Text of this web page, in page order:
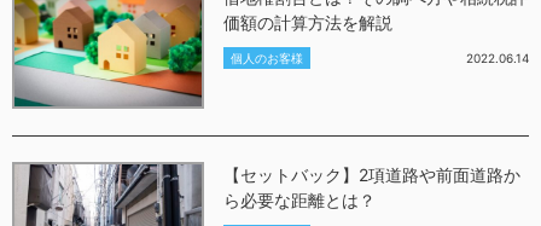
価額の計算方法を解説
個人のお客様 2022.06.14
【セットバック】2項道路や前面道路か
ら必要な距離とは？